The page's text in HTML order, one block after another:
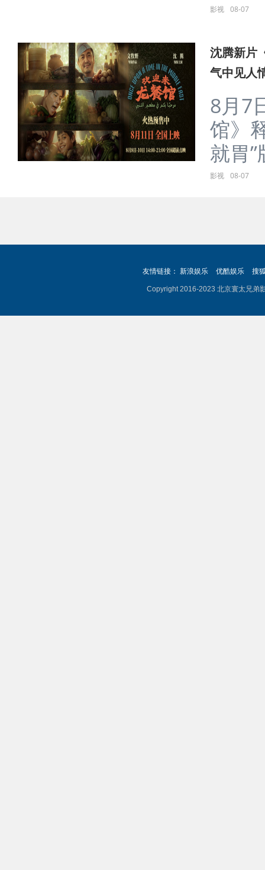
影视 08-07
沈腾新片
气中见人
8月7
馆》
就胃
影视 08-07
友情链接： 新浪娱乐 优酷娱乐 搜
Copyright 2016-2023 北京寰太兄弟